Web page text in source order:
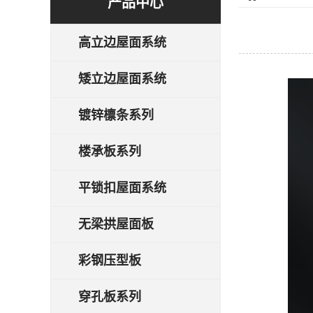
高立边屋面系统
矮立边屋面系统
镀锌檩条系列
楼承板系列
平锁扣屋面系统
无梁拱屋面板
彩钢压型板
穿孔板系列